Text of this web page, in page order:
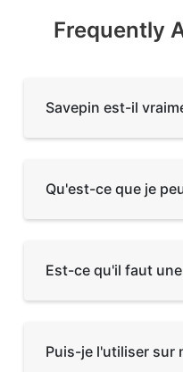
Frequently
Savepin est-il
Qu'est-ce que je
Est-ce qu'il faut
Puis-je l'utiliser sur